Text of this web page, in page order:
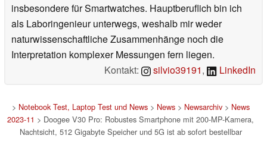
insbesondere für Smartwatches. Hauptberuflich bin ich
als Laboringenieur unterwegs, weshalb mir weder
naturwissenschaftliche Zusammenhänge noch die
Interpretation komplexer Messungen fern liegen.
Kontakt:
silvio39191, LinkedIn
> Notebook Test, Laptop Test und News> News> Newsarchiv> News
2023-11 > Doogee V30 Pro: Robustes Smartphone mit 200-MP-Kamera,
Nachtsicht, 512 Gigabyte Speicher und 5G ist ab sofort bestellbar